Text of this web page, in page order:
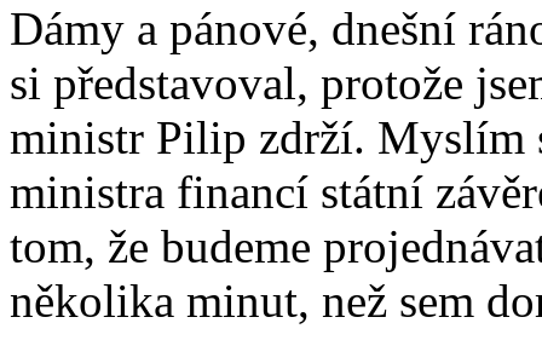
Dámy a pánové, dnešní
si představoval, protože
ministr Pilip zdrží. Myslím
ministra financí státní
tom, že budeme
několika minut, než sem